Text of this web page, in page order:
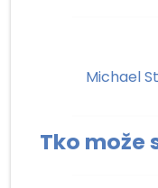
Michael
Tko može